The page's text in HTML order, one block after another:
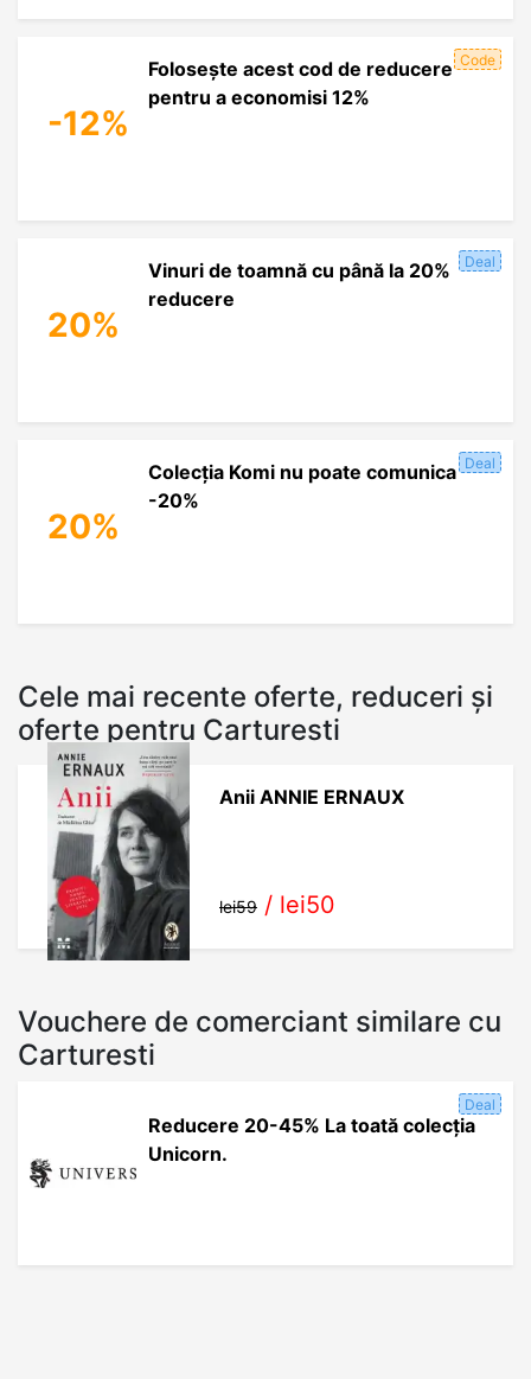
Code
-12%
Folosește acest cod de reducere
pentru a economisi 12%
Deal
20%
Vinuri de toamnă cu până la 20%
reducere
Deal
20%
Colecția Komi nu poate comunica
-20%
Cele mai recente oferte, reduceri și
oferte pentru Carturesti
Anii ANNIE ERNAUX
lei59 / lei50
Vouchere de comerciant similare cu
Carturesti
Deal
Reducere 20-45% La toată colecția
Unicorn.